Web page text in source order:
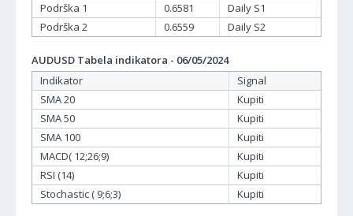
Podrška 1
0.6581
Daily S1
Podrška 2
0.6559 Daily S2
AUDUSD Tabela indikatora - 06/05/2024
Indikator
Signal
SMA 20
Kupiti
SMA 50
Kupiti
SMA 100
Kupiti
MACD( 12;26;9)
Kupiti
RSI (14)
Kupiti
Stochastic ( 9;6;3)
Kupiti